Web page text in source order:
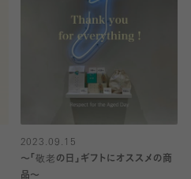
2023.09.15
〜「敬老の日」ギフトにオススメの商
品〜